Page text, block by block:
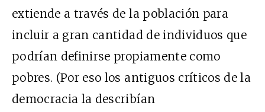
extiende a través de la población para
incluir a gran cantidad de individuos que
podrían definirse propiamente como
pobres. (Por eso los antiguos críticos de la
democracia la describían